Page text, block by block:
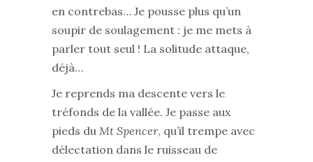
en contrebas… Je pousse plus qu’un
soupir de soulagement : je me mets à
parler tout seul ! La solitude attaque,
déjà…
Je reprends ma descente vers le
tréfonds de la vallée. Je passe aux
pieds du Mt Spencer, qu’il trempe avec
délectation dans le ruisseau de